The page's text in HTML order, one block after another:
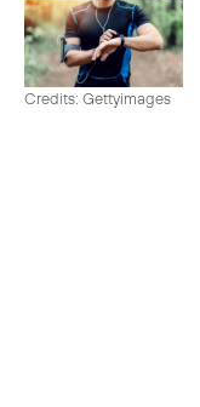
Credits: Gettyimages